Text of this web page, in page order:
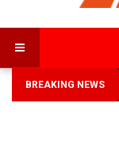
BREAKING NEWS